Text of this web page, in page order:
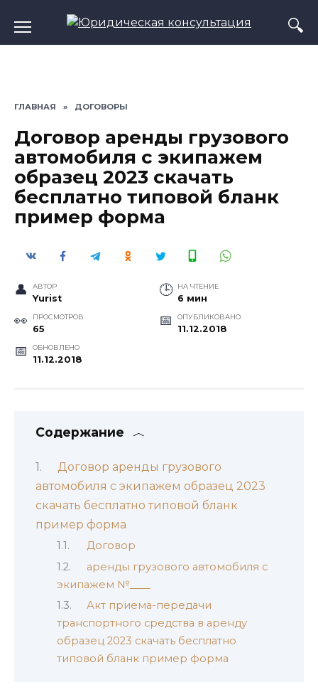
содержанию
ГЛАВНАЯ » ДОГОВОРЫ
Договор аренды грузового
автомобиля с экипажем
образец 2023 скачать
бесплатно типовой бланк
пример форма
АВТОР
Yurist
НА ЧТЕНИЕ
6 мин
ПРОСМОТРОВ
65
ОПУБЛИКОВАНО
11.12.2018
ОБНОВЛЕНО
11.12.2018
Содержание
Договор аренды грузового
автомобиля с экипажем образец 2023
скачать бесплатно типовой бланк
пример форма
Договор
аренды грузового автомобиля с
экипажем №____
Акт приема-передачи
транспортного средства в аренду
образец 2023 скачать бесплатно
типовой бланк пример форма